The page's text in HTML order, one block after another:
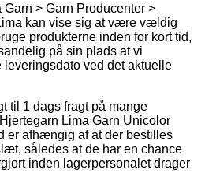
> Garn Producenter >
kan vise sig at være vældig
produkterne inden for kort tid,
på sin plads at vi
leveringsdato ved det aktuelle
til 1 dags fragt på mange
Lima Garn Unicolor
er afhængig af at der bestilles
således at de har en chance
inden lagerpersonalet drager